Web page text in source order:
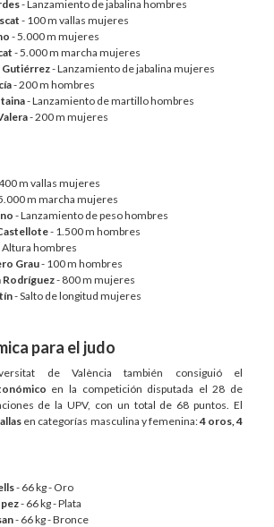
- Lanzamiento de jabalina hombres
- 100 m vallas mujeres
- 5.000 m mujeres
- 5.000 m marcha mujeres
Gutiérrez- Lanzamiento de jabalina mujeres
- 200 m hombres
- Lanzamiento de martillo hombres
- 200 m mujeres
m vallas mujeres
m marcha mujeres
- Lanzamiento de peso hombres
- 1.500 m hombres
Altura hombres
Grau- 100 m hombres
Rodríguez- 800 m mujeres
- Salto de longitud mujeres
para el judo
de València también consiguió el
en la competición disputada el 28 de
de la UPV, con un total de 68 puntos. El
en categorías masculina y femenina:4 oros, 4
- 66 kg - Oro
- 66 kg - Plata
- 66 kg - Bronce